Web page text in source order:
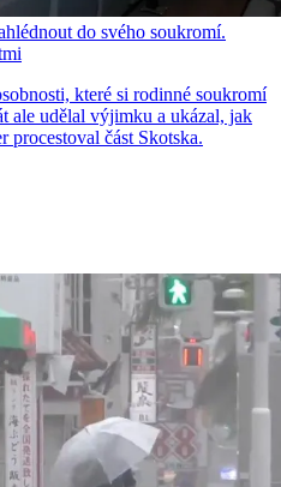
do svého soukromí.
které si rodinné soukromí
ale udělal výjimku a ukázal, jak
procestoval část Skotska.